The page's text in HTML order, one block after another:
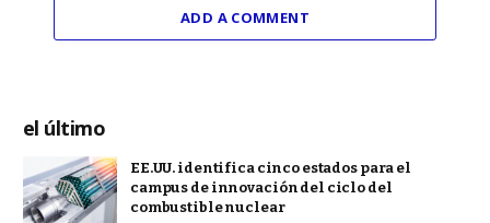
ADD A COMMENT
el último
EE.UU. identifica cinco estados para el
campus de innovación del ciclo del
combustible nuclear